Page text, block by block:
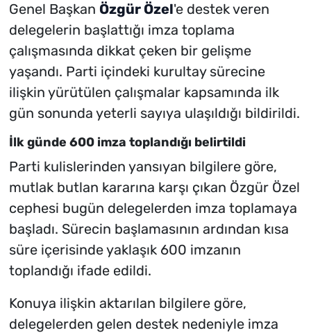
Genel Başkan Özgür Özel'e destek veren
delegelerin başlattığı imza toplama
çalışmasında dikkat çeken bir gelişme
yaşandı. Parti içindeki kurultay sürecine
ilişkin yürütülen çalışmalar kapsamında ilk
gün sonunda yeterli sayıya ulaşıldığı bildirildi.
İlk günde 600 imza toplandığı belirtildi
Parti kulislerinden yansıyan bilgilere göre,
mutlak butlan kararına karşı çıkan Özgür Özel
cephesi bugün delegelerden imza toplamaya
başladı. Sürecin başlamasının ardından kısa
süre içerisinde yaklaşık 600 imzanın
toplandığı ifade edildi.
Konuya ilişkin aktarılan bilgilere göre,
delegelerden gelen destek nedeniyle imza